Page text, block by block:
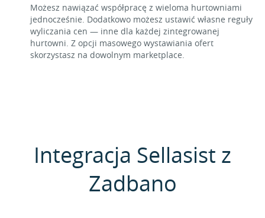
Możesz nawiązać współpracę z wieloma hurtowniami
jednocześnie. Dodatkowo możesz ustawić własne reguły
wyliczania cen — inne dla każdej zintegrowanej
hurtowni. Z opcji masowego wystawiania ofert
skorzystasz na dowolnym marketplace.
Integracja Sellasist z
Zadbano